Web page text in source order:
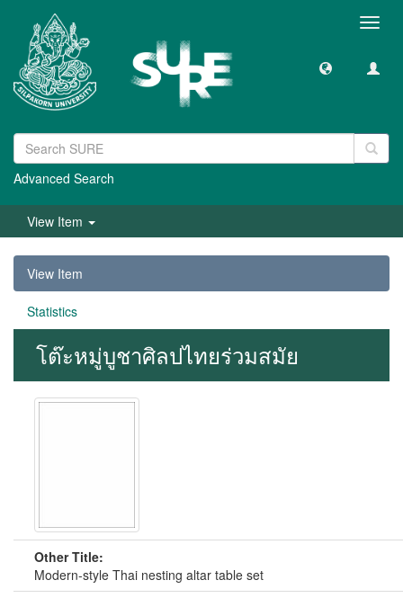
Advanced Search
View Item
View Item
Statistics
โต๊ะหมู่บูชาศิลปไทยร่วมสมัย
Other Title:
Modern-style Thai nesting altar table set